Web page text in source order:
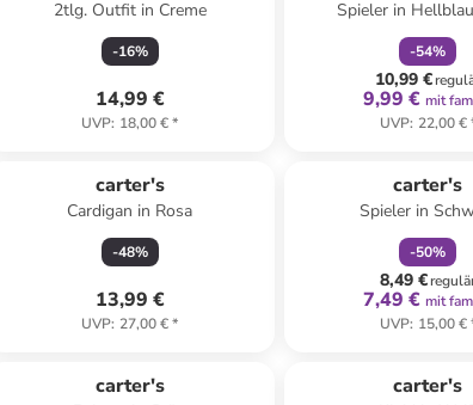
2tlg. Outfit in Creme
-16%
14,99 €
UVP: 18,00 €*
Spieler in
-54%
10,99 €
9,99 € mit
UVP: 22,00 €
carter's
Cardigan in Rosa
-48%
13,99 €
UVP: 27,00 €*
carter's
Spieler in
-50%
8,49 €
7,49 € mit
UVP: 15,00 €
carter's carter's